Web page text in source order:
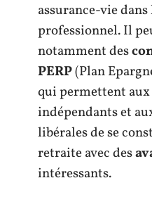
assurance-vie dans
professionnel. Il
notamment des
PERP(Plan
qui permettent
indépendants et
libérales de se
retraite avec des
intéressants.